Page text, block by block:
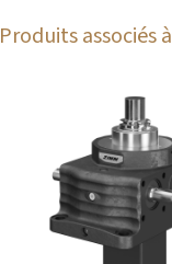
Produits associés